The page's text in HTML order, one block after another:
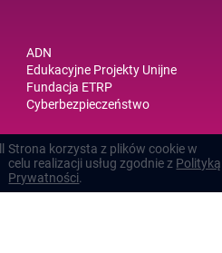
ADN
Edukacyjne Projekty Unijne
Fundacja ETRP
Cyberbezpieczeństwo
Strona korzysta z plików cookie w
celu realizacji usług zgodnie z Polityką
Prywatności.